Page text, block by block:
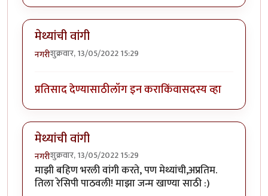
मेथ्यांची वांगी
नगरीशुक्रवार, 13/05/2022 15:29
प्रतिसाद देण्यासाठीलॉग इन कराकिंवासदस्य व्हा
मेथ्यांची वांगी
नगरीशुक्रवार, 13/05/2022 15:29
माझी बहिण भरली वांगी करते, पण मेथ्यांची,अप्रतिम.
तिला रेसिपी पाठवली! माझा जन्म खाण्या साठी :)